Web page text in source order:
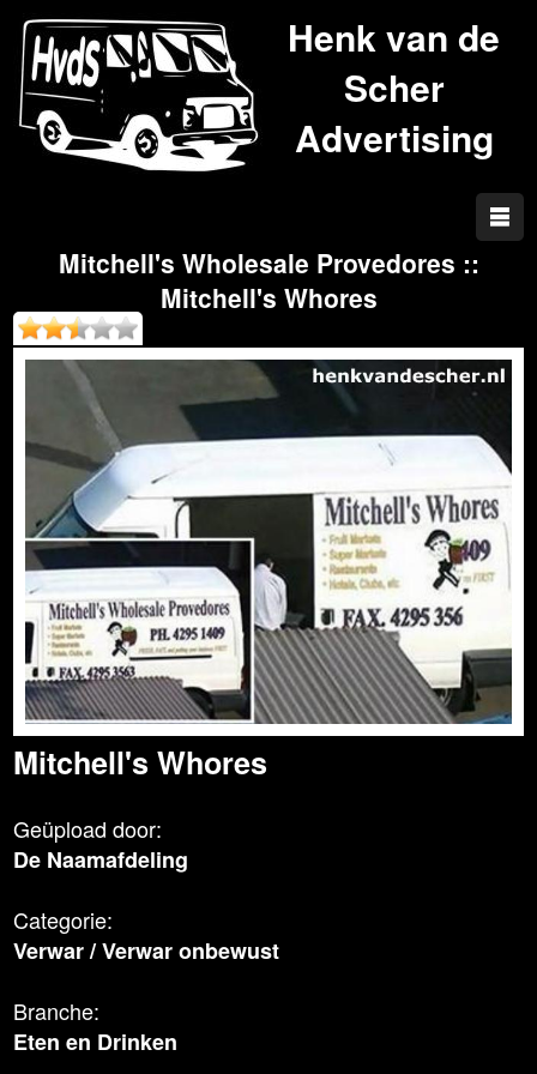
Henk van de
Scher
Advertising
Mitchell's Wholesale Provedores ::
Mitchell's Whores
Mitchell's Whores
Geüpload door:
De Naamafdeling
Categorie:
Verwar/Verwar onbewust
Branche:
Eten en Drinken